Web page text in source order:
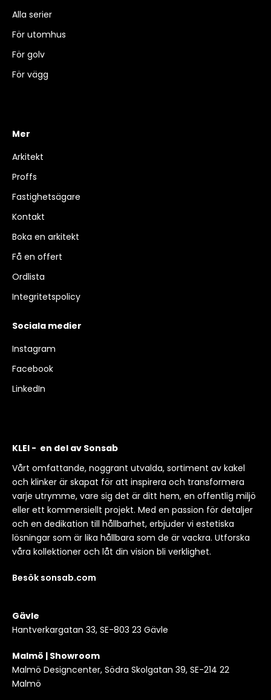
Alla serier
För utomhus
För golv
För vägg
Mer
Arkitekt
Proffs
Fastighetsägare
Kontakt
Boka en arkitekt
Få en offert
Ordlista
Integritetspolicy
Sociala medier
Instagram
Facebook
LinkedIn
KLEI - en del av Sonsab
Vårt omfattande, noggrant utvalda, sortiment av kakel
och klinker är skapat för att inspirera och transformera
varje utrymme, vare sig det är ditt hem, en offentlig miljö
eller ett kommersiellt projekt. Med en passion för detaljer
och en dedikation till hållbarhet, erbjuder vi estetiska
lösningar som är lika hållbara som de är vackra. Utforska
våra kollektioner och låt din vision bli verklighet.
Besök sonsab.com
Gävle
Hantverkargatan 33, SE-803 23 Gävle
Malmö | Showroom
Malmö Designcenter, Södra Skolgatan 39, SE-214 22
Malmö